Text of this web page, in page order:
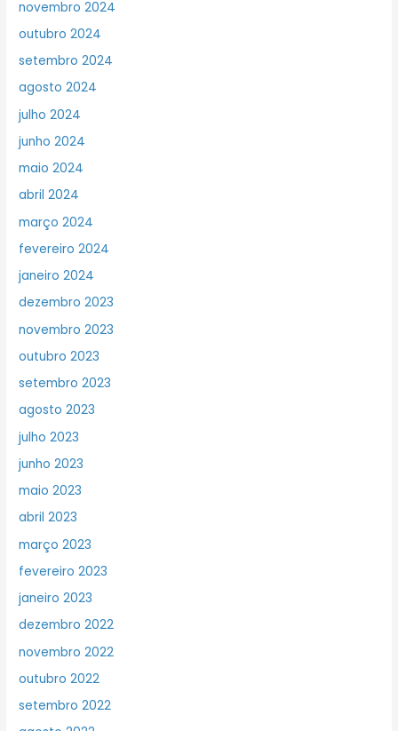
novembro 2024
outubro 2024
setembro 2024
agosto 2024
julho 2024
junho 2024
maio 2024
abril 2024
março 2024
fevereiro 2024
janeiro 2024
dezembro 2023
novembro 2023
outubro 2023
setembro 2023
agosto 2023
julho 2023
junho 2023
maio 2023
abril 2023
março 2023
fevereiro 2023
janeiro 2023
dezembro 2022
novembro 2022
outubro 2022
setembro 2022